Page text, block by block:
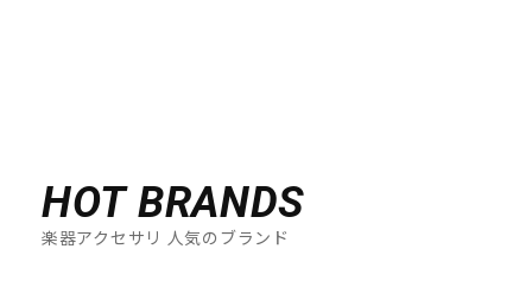
HOT BRANDS
楽器アクセサリ 人気のブランド